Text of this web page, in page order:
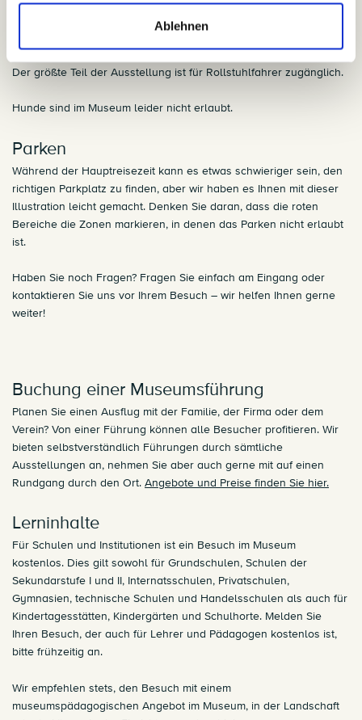
Ablehnen
interessant sind.
Barrierefreiheit
Der größte Teil der Ausstellung ist für Rollstuhlfahrer zugänglich.
Hunde sind im Museum leider nicht erlaubt.
Parken
Während der Hauptreisezeit kann es etwas schwieriger sein, den
richtigen Parkplatz zu finden, aber wir haben es Ihnen mit dieser
Illustration leicht gemacht. Denken Sie daran, dass die roten
Bereiche die Zonen markieren, in denen das Parken nicht erlaubt
ist.
Haben Sie noch Fragen? Fragen Sie einfach am Eingang oder
kontaktieren Sie uns vor Ihrem Besuch – wir helfen Ihnen gerne
weiter!
Buchung einer Museumsführung
Planen Sie einen Ausflug mit der Familie, der Firma oder dem
Verein? Von einer Führung können alle Besucher profitieren. Wir
bieten selbstverständlich Führungen durch sämtliche
Ausstellungen an, nehmen Sie aber auch gerne mit auf einen
Rundgang durch den Ort. Angebote und Preise finden Sie hier.
Lerninhalte
Für Schulen und Institutionen ist ein Besuch im Museum
kostenlos. Dies gilt sowohl für Grundschulen, Schulen der
Sekundarstufe I und II, Internatsschulen, Privatschulen,
Gymnasien, technische Schulen und Handelsschulen als auch für
Kindertagesstätten, Kindergärten und Schulhorte. Melden Sie
Ihren Besuch, der auch für Lehrer und Pädagogen kostenlos ist,
bitte frühzeitig an.
Wir empfehlen stets, den Besuch mit einem
museumspädagogischen Angebot im Museum, in der Landschaft